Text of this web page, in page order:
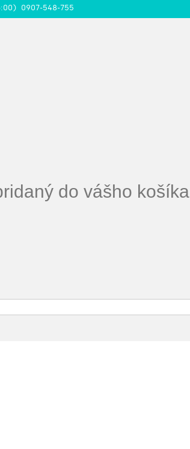
0907-548-755
do vášho košíka